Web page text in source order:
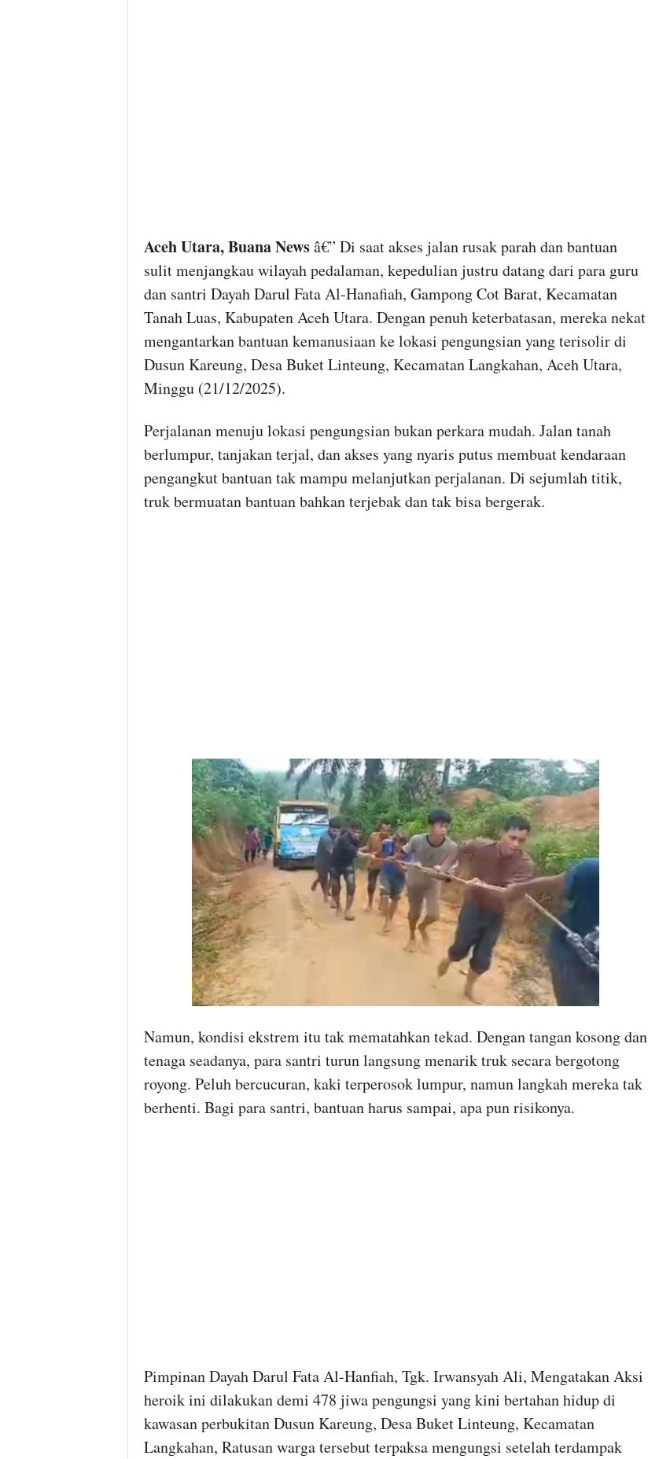
Aceh Utara, Buana Newsâ€” Di saat akses jalan rusak parah dan bantuan
sulit menjangkau wilayah pedalaman, kepedulian justru datang dari para guru
dan santri Dayah Darul Fata Al-Hanafiah, Gampong Cot Barat, Kecamatan
Tanah Luas, Kabupaten Aceh Utara. Dengan penuh keterbatasan, mereka nekat
mengantarkan bantuan kemanusiaan ke lokasi pengungsian yang terisolir di
Dusun Kareung, Desa Buket Linteung, Kecamatan Langkahan, Aceh Utara,
Minggu (21/12/2025).
Perjalanan menuju lokasi pengungsian bukan perkara mudah. Jalan tanah
berlumpur, tanjakan terjal, dan akses yang nyaris putus membuat kendaraan
pengangkut bantuan tak mampu melanjutkan perjalanan. Di sejumlah titik,
truk bermuatan bantuan bahkan terjebak dan tak bisa bergerak.
Namun, kondisi ekstrem itu tak mematahkan tekad. Dengan tangan kosong dan
tenaga seadanya, para santri turun langsung menarik truk secara bergotong
royong. Peluh bercucuran, kaki terperosok lumpur, namun langkah mereka tak
berhenti. Bagi para santri, bantuan harus sampai, apa pun risikonya.
Pimpinan Dayah Darul Fata Al-Hanfiah, Tgk. Irwansyah Ali, Mengatakan Aksi
heroik ini dilakukan demi 478 jiwa pengungsi yang kini bertahan hidup di
kawasan perbukitan Dusun Kareung, Desa Buket Linteung, Kecamatan
Langkahan, Ratusan warga tersebut terpaksa mengungsi setelah terdampak